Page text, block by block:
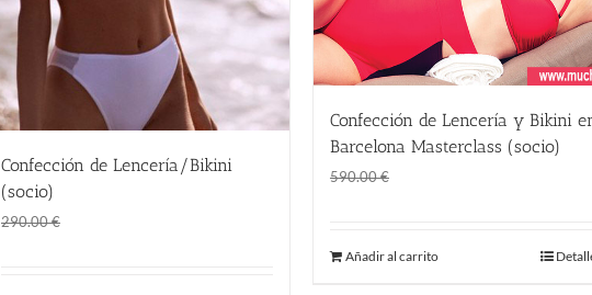
Confección de Lencería/Bikini
(socio)
290.00€
Confección de Lencería y Bikini
Barcelona Masterclass (socio)
590.00€
era:
Añadir al carrito